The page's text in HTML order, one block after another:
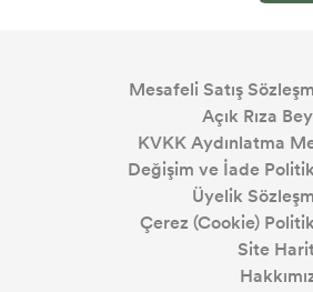
Mesafeli Satış
Açık Rıza
KVKK Aydınlatma
Değişim ve İade
Üyelik
Çerez (Cookie)
Site